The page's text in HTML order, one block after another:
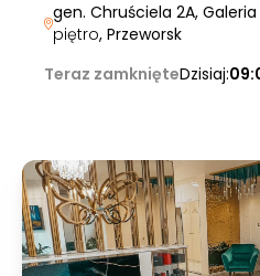
gen. Chruściela 2A,
piętro, Przeworsk
Teraz zamknięteDzisiaj: